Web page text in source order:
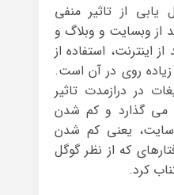
از تاثیر منفی
از وبسایت و وبلاگ و
اینترنت، استفاده از
زیاده روی در آن است.
در درازمدت تاثیر
می گذارد و کم شدن
سایت، یعنی کم شدن
که از نظر گوگل
کرد.